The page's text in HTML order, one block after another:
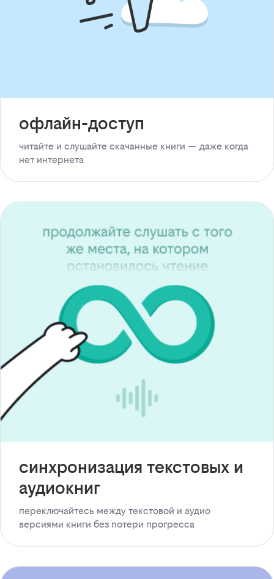
офлайн-доступ
читайте и слушайте скачанные книги — даже когда
нет интернета
синхронизация текстовых и
аудиокниг
переключайтесь между текстовой и аудио
версиями книги без потери прогресса